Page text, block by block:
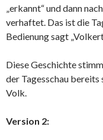
„erkannt“ und dann
verhaftet. Das ist die
Bedienung sagt
Diese Geschichte
der Tagesschau
Volk.
Version 2: